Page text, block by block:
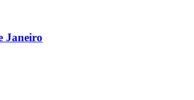
Janeiro